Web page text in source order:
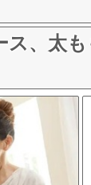
ス、太